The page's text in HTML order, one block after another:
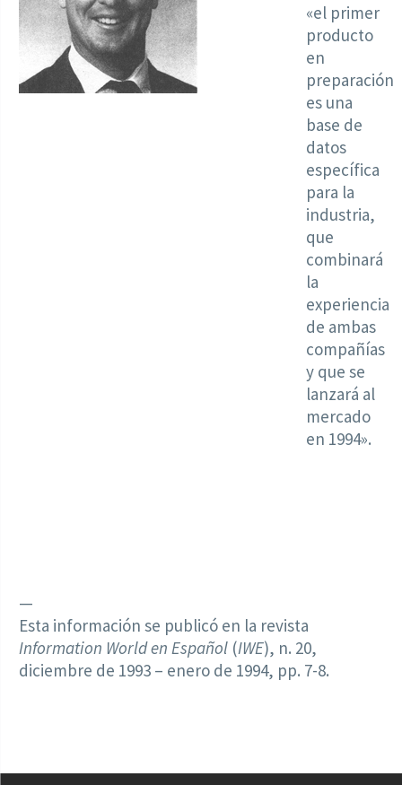
«el primer
producto
en
preparación
es una
base de
datos
específica
para la
industria,
que
combinará
la
experiencia
de ambas
compañías
y que se
lanzará al
mercado
en 1994».
—
Esta información se publicó en la revista
Information World en Español (IWE), n. 20,
diciembre de 1993 – enero de 1994, pp. 7-8.